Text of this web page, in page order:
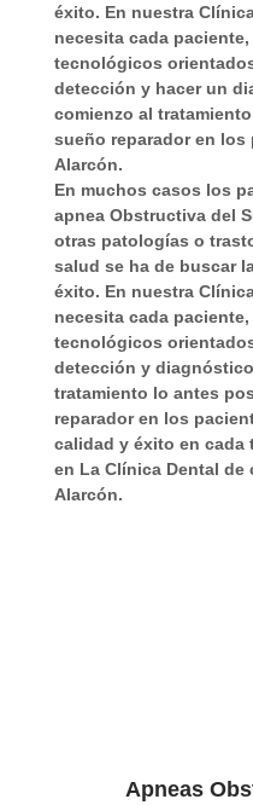
sora
mie
nto
muy
prof
nal y
trato
exq
uisit
o.
Total
men
te
reco
men
éxito. En nuestra
necesita cada
tecnológicos
detección y hacer un
comienzo al
sueño reparador en los
Alarcón.
En muchos casos los
apnea Obstructiva del
otras patologías o
salud se ha de buscar
éxito. En nuestra
necesita cada
tecnológicos
detección y
tratamiento lo antes
reparador en los
calidad y éxito en cada
en La Clínica Dental de
Alarcón.
Apneas